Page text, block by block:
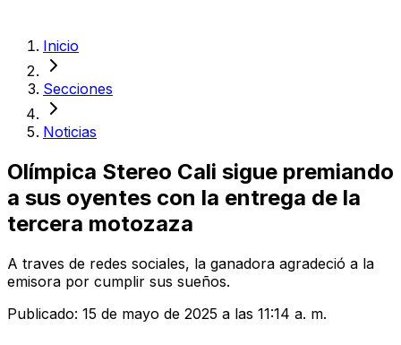
Inicio
Secciones
Noticias
Olímpica Stereo Cali sigue premiando
a sus oyentes con la entrega de la
tercera motozaza
A traves de redes sociales, la ganadora agradeció a la
emisora por cumplir sus sueños.
Publicado: 15 de mayo de 2025 a las 11:14 a. m.